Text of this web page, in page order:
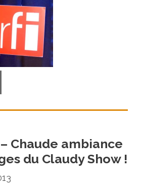
Chaude ambiance
du Claudy Show !